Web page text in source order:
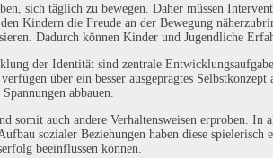
sich täglich zu bewegen. Daher müssen
Kindern die Freude an der Bewegung
Dadurch können Kinder und Jugendliche
der Identität sind zentrale
über ein besser ausgeprägtes
abbauen.
somit auch andere Verhaltensweisen erproben.
sozialer Beziehungen haben diese
beeinflussen können.